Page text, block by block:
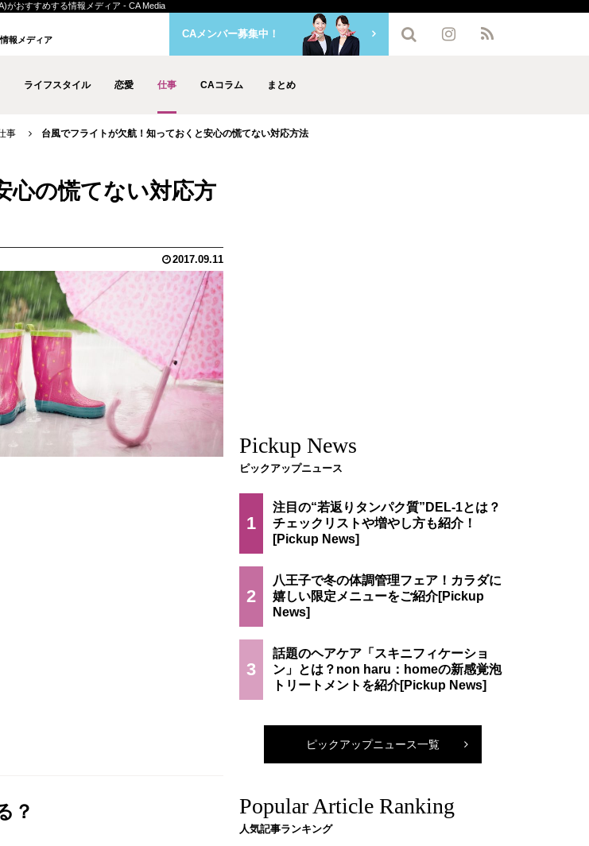
がおすすめする情報メディア - CA Media
報メディア
ライフスタイル 恋愛 仕事 CAコラム まとめ
CAメンバー募集中！
事 台風でフライトが欠航！知っておくと安心の慌てない対応方法
心の慌てない対応方
2017.09.11
？
Pickup News
ピックアップニュース
1
注目の“若返りタンパク質”DEL-1とは？
チェックリストや増やし方も紹介！
2
八王子で冬の体調管理フェア！カラダに
嬉しい限定メニューをご紹介
3
話題のヘアケア「スキニフィケーショ
ン」とは？non haru：homeの新感覚泡
トリートメントを紹介
ピックアップニュース一覧
Popular Article Ranking
人気記事ランキング